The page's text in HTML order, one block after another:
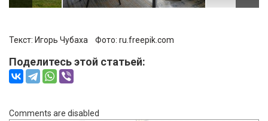
Текст: Игорь Чубаха Фото: ru.freepik.com
Поделитесь этой статьей:
Comments are disabled